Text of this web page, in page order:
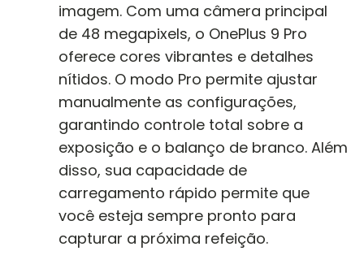
imagem. Com uma câmera principal
de 48 megapixels, o OnePlus 9 Pro
oferece cores vibrantes e detalhes
nítidos. O modo Pro permite ajustar
manualmente as configurações,
garantindo controle total sobre a
exposição e o balanço de branco. Além
disso, sua capacidade de
carregamento rápido permite que
você esteja sempre pronto para
capturar a próxima refeição.